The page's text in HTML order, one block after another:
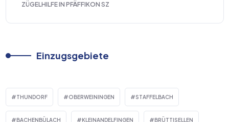
ZÜGELHILFE IN PFÄFFIKON SZ
Einzugsgebiete
THUNDORF OBERWEININGEN STAFFELBACH
BACHENBÜLACH KLEINANDELFINGEN BRÜTTISELLEN